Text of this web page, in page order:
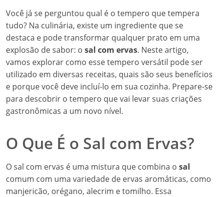
Você já se perguntou qual é o tempero que tempera
tudo? Na culinária, existe um ingrediente que se
destaca e pode transformar qualquer prato em uma
explosão de sabor: o sal com ervas. Neste artigo,
vamos explorar como esse tempero versátil pode ser
utilizado em diversas receitas, quais são seus benefícios
e porque você deve incluí-lo em sua cozinha. Prepare-se
para descobrir o tempero que vai levar suas criações
gastronômicas a um novo nível.
O Que É o Sal com Ervas?
O sal com ervas é uma mistura que combina o sal
comum com uma variedade de ervas aromáticas, como
manjericão, orégano, alecrim e tomilho. Essa